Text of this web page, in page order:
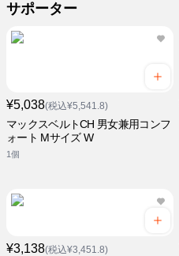
サポーター
¥5,038(税込¥5,541.8)
マックスベルトCH 男女兼用コンフ
ォート Mサイズ W
1個
¥3,138(税込¥3,451.8)